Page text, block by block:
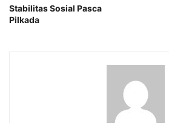
Stabilitas Sosial Pasca
Pilkada